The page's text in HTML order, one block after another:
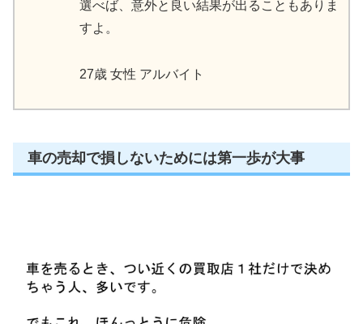
選べば、意外と良い結果が出ることもありま
すよ。
27歳 女性 アルバイト
車の売却で損しないためには第一歩が大事